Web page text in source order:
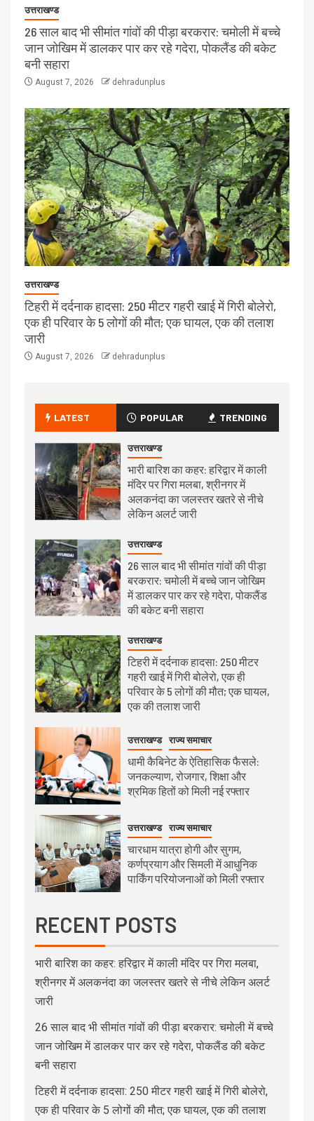
उत्तराखण्ड
26 साल बाद भी सीमांत गांवों की पीड़ा बरकरार: चमोली में बच्चे
जान जोखिम में डालकर पार कर रहे गदेरा, पोकलैंड की बकेट
बनी सहारा
August 7, 2026 dehradunplus
उत्तराखण्ड
टिहरी में दर्दनाक हादसा: 250 मीटर गहरी खाई में गिरी बोलेरो,
एक ही परिवार के 5 लोगों की मौत; एक घायल, एक की तलाश
जारी
August 7, 2026 dehradunplus
LATEST POPULAR TRENDING
उत्तराखण्ड
भारी बारिश का कहर: हरिद्वार में काली
मंदिर पर गिरा मलबा, श्रीनगर में
अलकनंदा का जलस्तर खतरे से नीचे
लेकिन अलर्ट जारी
उत्तराखण्ड
26 साल बाद भी सीमांत गांवों की पीड़ा
बरकरार: चमोली में बच्चे जान जोखिम
में डालकर पार कर रहे गदेरा, पोकलैंड
की बकेट बनी सहारा
उत्तराखण्ड
टिहरी में दर्दनाक हादसा: 250 मीटर
गहरी खाई में गिरी बोलेरो, एक ही
परिवार के 5 लोगों की मौत; एक घायल,
एक की तलाश जारी
उत्तराखण्ड राज्य समाचार
धामी कैबिनेट के ऐतिहासिक फैसले:
जनकल्याण, रोजगार, शिक्षा और
श्रमिक हितों को मिली नई रफ्तार
उत्तराखण्ड राज्य समाचार
चारधाम यात्रा होगी और सुगम,
कर्णप्रयाग और सिमली में आधुनिक
पार्किंग परियोजनाओं को मिली रफ्तार
RECENT POSTS
भारी बारिश का कहर: हरिद्वार में काली मंदिर पर गिरा मलबा,
श्रीनगर में अलकनंदा का जलस्तर खतरे से नीचे लेकिन अलर्ट
जारी
26 साल बाद भी सीमांत गांवों की पीड़ा बरकरार: चमोली में बच्चे
जान जोखिम में डालकर पार कर रहे गदेरा, पोकलैंड की बकेट
बनी सहारा
टिहरी में दर्दनाक हादसा: 250 मीटर गहरी खाई में गिरी बोलेरो,
एक ही परिवार के 5 लोगों की मौत; एक घायल, एक की तलाश